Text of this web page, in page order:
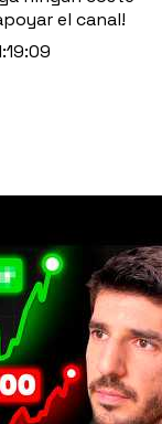
el canal!